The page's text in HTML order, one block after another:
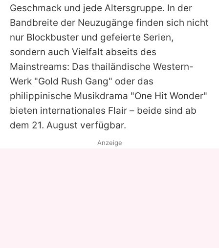
Geschmack und jede Altersgruppe. In der
Bandbreite der Neuzugänge finden sich nicht
nur Blockbuster und gefeierte Serien,
sondern auch Vielfalt abseits des
Mainstreams: Das thailändische Western-
Werk "Gold Rush Gang" oder das
philippinische Musikdrama "One Hit Wonder"
bieten internationales Flair – beide sind ab
dem 21. August verfügbar.
Anzeige